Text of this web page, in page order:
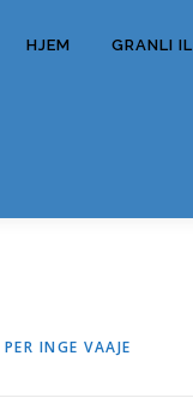
HJEM GRANLI IL
PER INGE VAAJE